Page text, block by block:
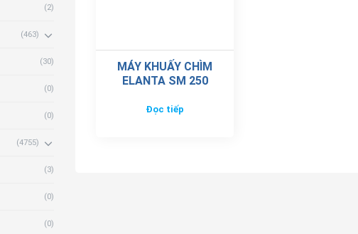
(2)
(463)
(30)
(0)
(0)
(4755)
(3)
(0)
(0)
MÁY KHUẤY CHÌM
ELANTA SM 250
Đọc tiếp